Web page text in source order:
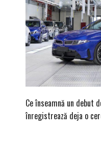
Ce înseamnă un debut
înregistrează deja o